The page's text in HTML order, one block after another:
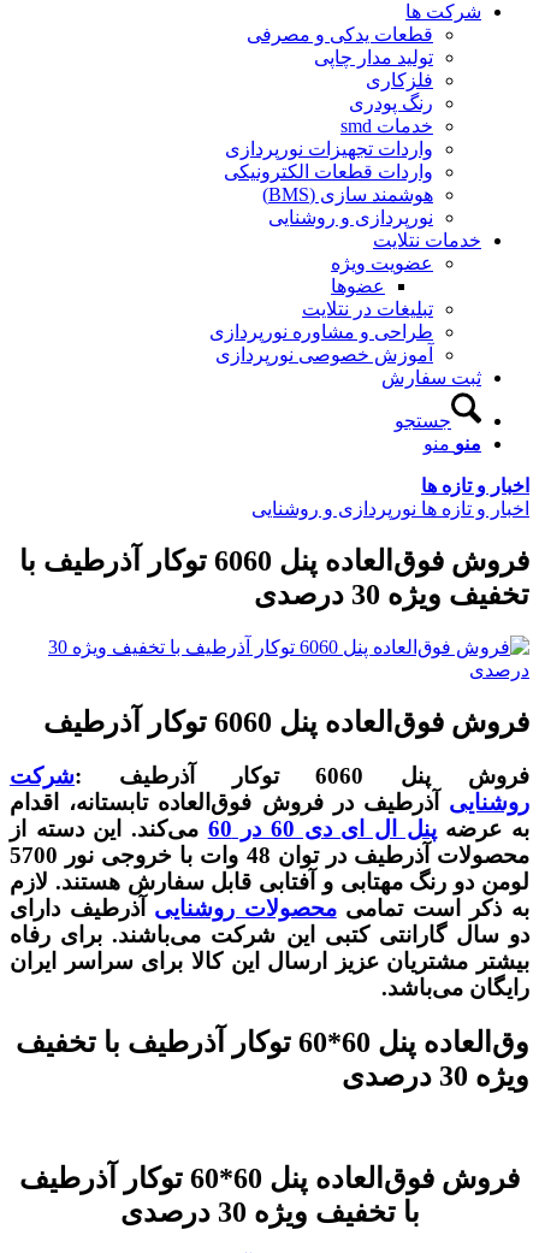
شرکت ها
قطعات یدکی و مصرفی
تولید مدار چاپی
فلزکاری
رنگ پودری
خدمات smd
واردات تجهیزات نورپردازی
واردات قطعات الکترونیکی
هوشمند سازی (BMS)
نورپردازی و روشنایی
خدمات نتلایت
عضویت ویژه
عضوها
تبلیغات در نتلایت
طراحی و مشاوره نورپردازی
آموزش خصوصی نورپردازی
ثبت سفارش
جستجو
منو منو
اخبار و تازه ها
اخبار و تازه ها نورپردازی و روشنایی
فروش فوق‌العاده پنل 6060 توکار آذرطیف با
تخفیف ویژه 30 درصدی
فروش فوق‌العاده پنل 6060 توکار آذرطیف
فروش پنل 6060 توکار آذرطیف :
شرکت
روشنایی
آذرطیف در فروش فوق‌العاده تابستانه، اقدام
به عرضهپنل‌ ال ای دی 60 در 60
می‌کند. این دسته از
محصولات آذرطیف در توان 48 وات با خروجی نور 5700
لومن دو رنگ مهتابی و آفتابی قابل سفارش هستند. لازم
به ذکر است تمامیمحصولات روشنایی
آذرطیف دارای
دو سال گارانتی کتبی این شرکت می‌باشند. برای رفاه
بیشتر مشتریان عزیز ارسال این کالا برای سراسر ایران
رایگان می‌باشد.
وق‌العاده پنل 60*60 توکار آذرطیف با تخفیف
ویژه 30 درصدی
فروش فوق‌العاده پنل 60*60 توکار آذرطیف
با تخفیف ویژه 30 درصدی